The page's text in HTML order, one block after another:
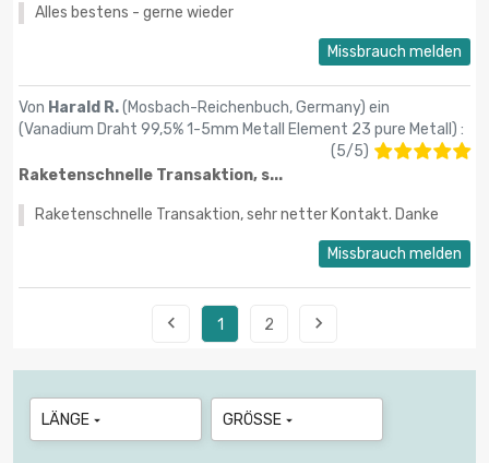
Alles bestens - gerne wieder
Missbrauch melden
Von Harald R.(Mosbach-Reichenbuch, Germany) ein
(Vanadium Draht 99,5% 1-5mm Metall Element 23 pure Metall) :
(5/5)
Raketenschnelle Transaktion, s...
Raketenschnelle Transaktion, sehr netter Kontakt. Danke
Missbrauch melden
 1 2 
LÄNGE  GRÖSSE 